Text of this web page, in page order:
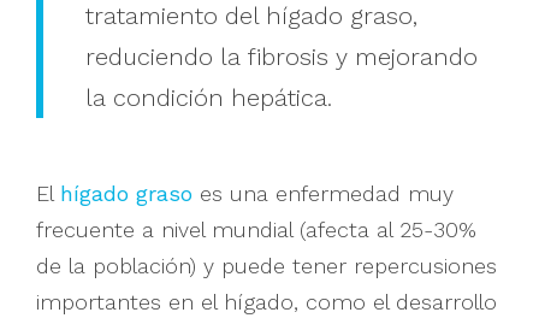
tratamiento del hígado graso,
reduciendo la fibrosis y mejorando
la condición hepática.
El hígado graso es una enfermedad muy
frecuente a nivel mundial (afecta al 25-30%
de la población) y puede tener repercusiones
importantes en el hígado, como el desarrollo